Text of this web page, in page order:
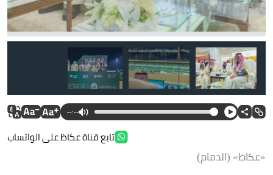
--:--
تابع قناة عكاظ على الواتساب
«عكاظ» (الدمام)